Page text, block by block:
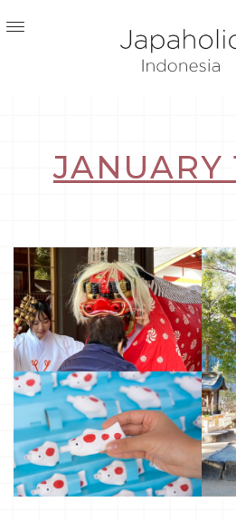
JANUARY